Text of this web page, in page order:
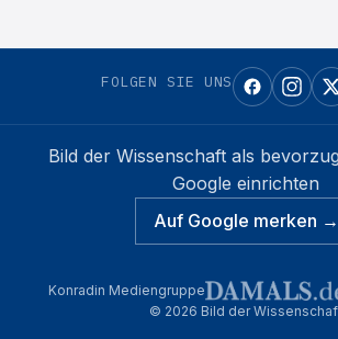
FOLGEN SIE UNS
Bild der Wissenschaft als
Google einrichten
Auf Google merken →
Konradin Mediengruppe
© 2026 Bild der